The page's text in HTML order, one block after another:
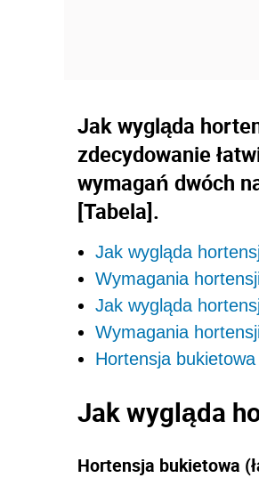
Jak wygląda
zdecydowanie
wymagań dwóch
[Tabela].
Jak wygląda
Wymagania
Jak wygląda
Wymagania
Hortensja
Jak wygląda
Hortensja bukietowa